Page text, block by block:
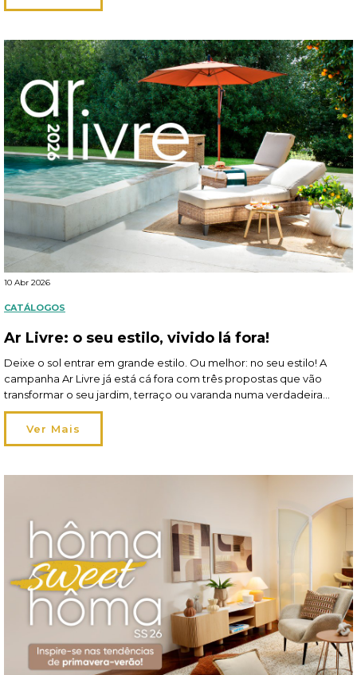
10 Abr 2026
CATÁLOGOS
Ar Livre: o seu estilo, vivido lá fora!
Deixe o sol entrar em grande estilo. Ou melhor: no seu estilo! A
campanha Ar Livre já está cá fora com três propostas que vão
transformar o seu jardim, terraço ou varanda numa verdadeira
extensão de si. Em 2026, viver o exterior ganha um novo
significado: os espaços tornam-se mais flexíveis, acompanham os
seus momentos […]
Ver Mais